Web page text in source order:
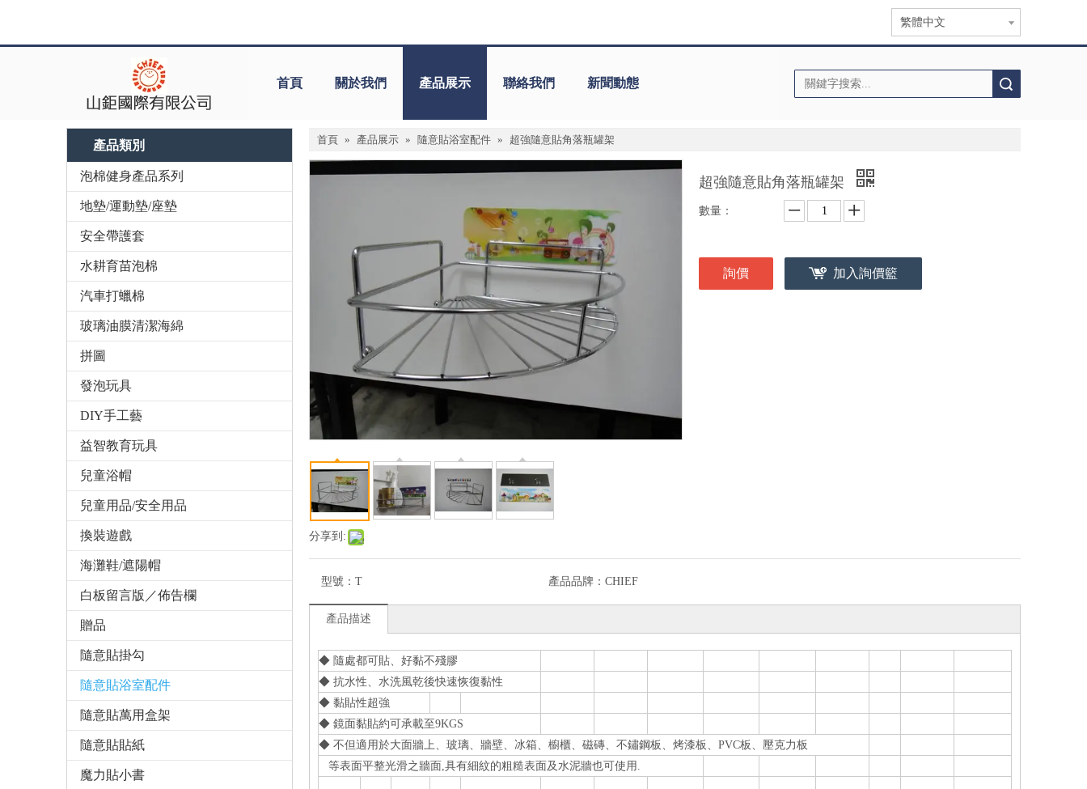
繁體中文
首頁 關於我們 產品展示 聯絡我們 新聞動態
產品類別
泡棉健身產品系列
地墊/運動墊/座墊
安全帶護套
水耕育苗泡棉
汽車打蠟棉
玻璃油膜清潔海綿
拼圖
發泡玩具
DIY手工藝
益智教育玩具
兒童浴帽
兒童用品/安全用品
換裝遊戲
海灘鞋/遮陽帽
白板留言版／佈告欄
贈品
隨意貼掛勾
隨意貼浴室配件
隨意貼萬用盒架
隨意貼貼紙
魔力貼小書
首頁 » 產品展示 » 隨意貼浴室配件 » 超強隨意貼角落瓶罐架
分享到:
超強隨意貼角落瓶罐架
數量：
詢價 加入詢價籃
型號： T 產品品牌： CHIEF
產品描述
◆ 隨處都可貼、好黏不殘膠
◆ 抗水性、水洗風乾後快速恢復黏性
◆ 黏貼性超強
◆ 鏡面黏貼約可承載至9KGS
◆ 不但適用於大面牆上、玻璃、牆壁、冰箱、櫥櫃、磁磚、不鏽鋼板、烤漆板、PVC板、壓克力板
等表面平整光滑之牆面,具有細紋的粗糙表面及水泥牆也可使用.